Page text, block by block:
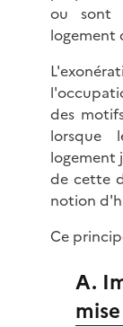
ou sont
logement
des
lorsque
logement
de cette
notion
Ce
A.